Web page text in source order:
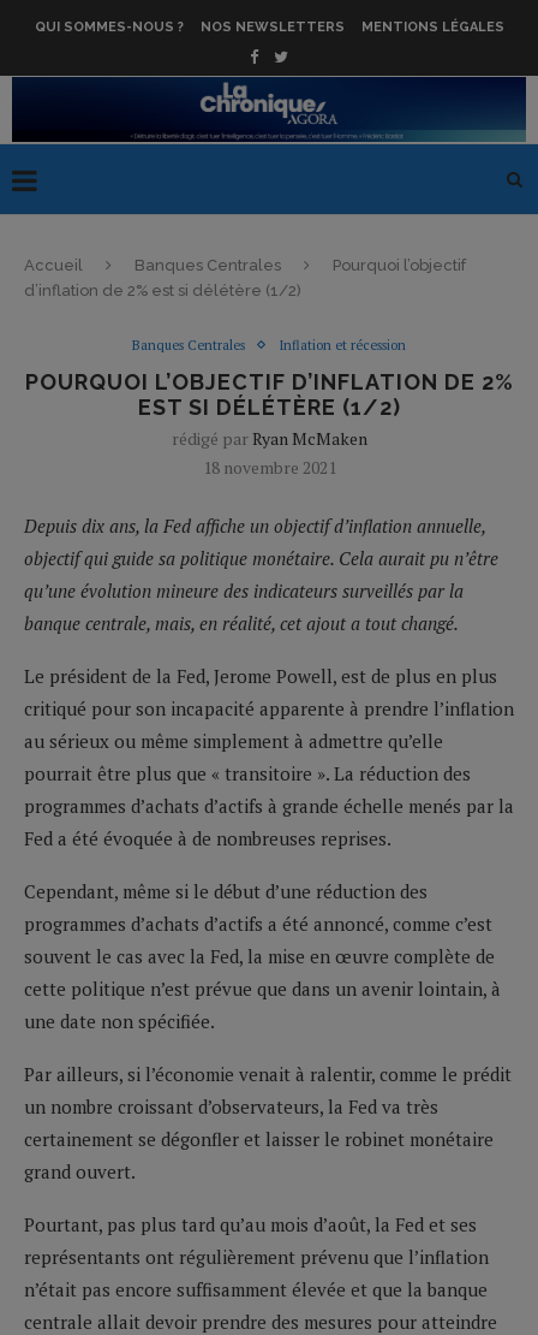
QUI SOMMES-NOUS ? NOS NEWSLETTERS MENTIONS LÉGALES
Accueil Banques Centrales
Pourquoi l’objectif
d’inflation de 2% est si délétère (1/2)
Banques Centrales Inflation et récession
POURQUOI L’OBJECTIF D’INFLATION DE 2%
EST SI DÉLÉTÈRE (1/2)
rédigé parRyan McMaken
18 novembre 2021
Depuis dix ans, la Fed affiche un objectif d’inflation annuelle,
objectif qui guide sa politique monétaire. Cela aurait pu n’être
qu’une évolution mineure des indicateurs surveillés par la
banque centrale, mais, en réalité, cet ajout a tout changé.
Le président de la Fed, Jerome Powell, est de plus en plus
critiqué pour son incapacité apparente à prendre l’inflation
au sérieux ou même simplement à admettre qu’elle
pourrait être plus que « transitoire ». La réduction des
programmes d’achats d’actifs à grande échelle menés par la
Fed a été évoquée à de nombreuses reprises.
Cependant, même si le début d’une réduction des
programmes d’achats d’actifs a été annoncé, comme c’est
souvent le cas avec la Fed, la mise en œuvre complète de
cette politique n’est prévue que dans un avenir lointain, à
une date non spécifiée.
Par ailleurs, si l’économie venait à ralentir, comme le prédit
un nombre croissant d’observateurs, la Fed va très
certainement se dégonfler et laisser le robinet monétaire
grand ouvert.
Pourtant, pas plus tard qu’au mois d’août, la Fed et ses
représentants ont régulièrement prévenu que l’inflation
n’était pas encore suffisamment élevée et que la banque
centrale allait devoir prendre des mesures pour atteindre